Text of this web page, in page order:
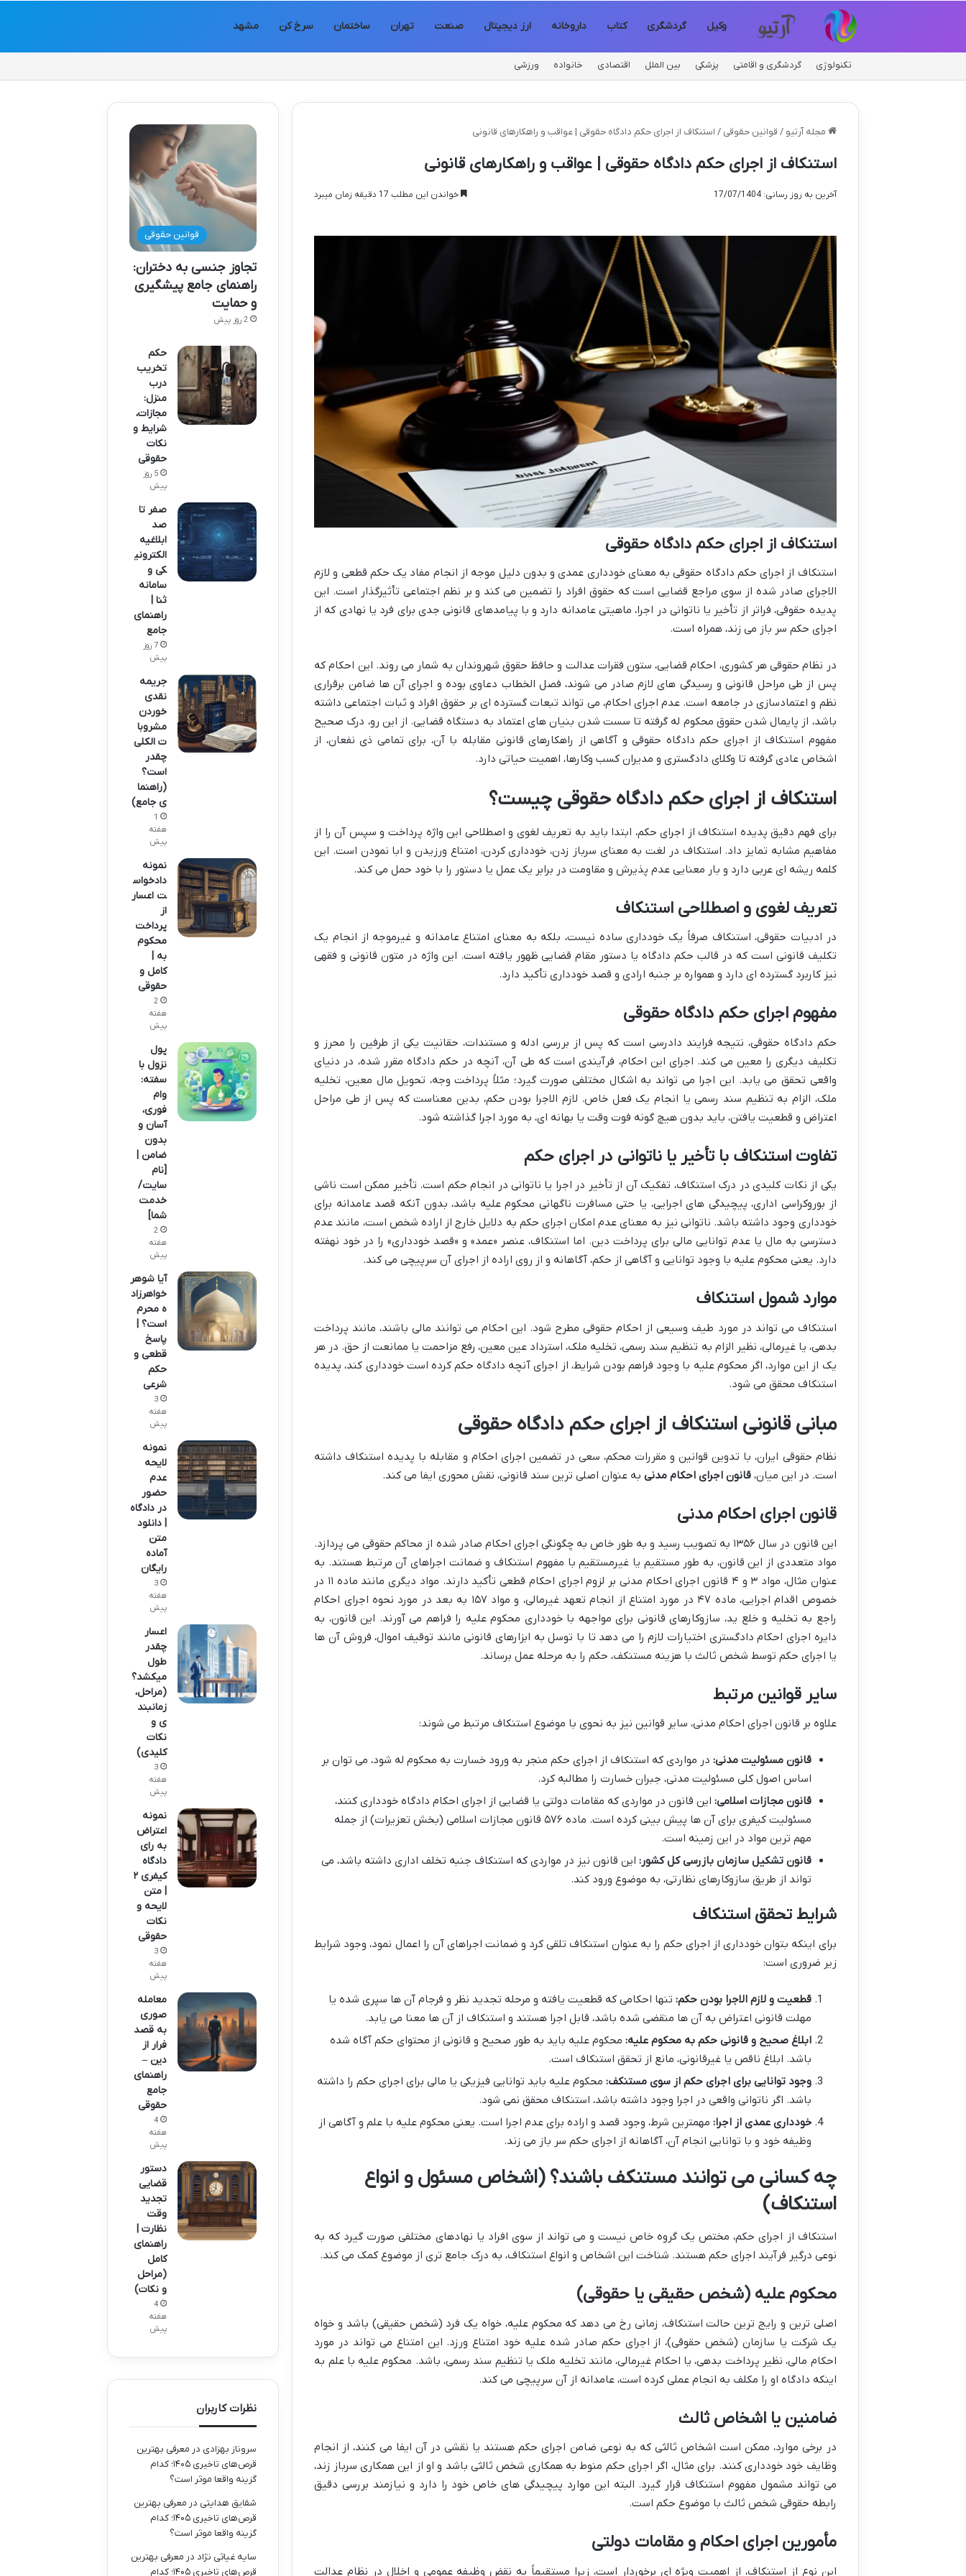
وکیل گردشگری کتاب داروخانه ارز دیجیتال صنعت تهران ساختمان سرخ کن مشهد
تکنولوژی گردشگری و اقامتی پزشکی بین الملل اقتصادی خانواده ورزشی
مجله آرتیو / قوانین حقوقی / استنکاف از اجرای حکم دادگاه حقوقی | عواقب و راهکارهای قانونی
استنکاف از اجرای حکم دادگاه حقوقی | عواقب و راهکارهای قانونی
آخرین به روز رسانی: 17/07/1404 خواندن این مطلب 17 دقیقه زمان میبرد
استنکاف از اجرای حکم دادگاه حقوقی
استنکاف از اجرای حکم دادگاه حقوقی به معنای خودداری عمدی و بدون دلیل موجه از انجام مفاد یک حکم قطعی و لازم
الاجرای صادر شده از سوی مراجع قضایی است که حقوق افراد را تضمین می کند و بر نظم اجتماعی تأثیرگذار است. این
پدیده حقوقی، فراتر از تأخیر یا ناتوانی در اجرا، ماهیتی عامدانه دارد و با پیامدهای قانونی جدی برای فرد یا نهادی که از
اجرای حکم سر باز می زند، همراه است.
در نظام حقوقی هر کشوری، احکام قضایی، ستون فقرات عدالت و حافظ حقوق شهروندان به شمار می روند. این احکام که
پس از طی مراحل قانونی و رسیدگی های لازم صادر می شوند، فصل الخطاب دعاوی بوده و اجرای آن ها ضامن برقراری
نظم و اعتمادسازی در جامعه است. عدم اجرای احکام، می تواند تبعات گسترده ای بر حقوق افراد و ثبات اجتماعی داشته
باشد، از پایمال شدن حقوق محکوم له گرفته تا سست شدن بنیان های اعتماد به دستگاه قضایی. از این رو، درک صحیح
مفهوم استنکاف از اجرای حکم دادگاه حقوقی و آگاهی از راهکارهای قانونی مقابله با آن، برای تمامی ذی نفعان، از
اشخاص عادی گرفته تا وکلای دادگستری و مدیران کسب وکارها، اهمیت حیاتی دارد.
استنکاف از اجرای حکم دادگاه حقوقی چیست؟
برای فهم دقیق پدیده استنکاف از اجرای حکم، ابتدا باید به تعریف لغوی و اصطلاحی این واژه پرداخت و سپس آن را از
مفاهیم مشابه تمایز داد. استنکاف در لغت به معنای سرباز زدن، خودداری کردن، امتناع ورزیدن و ابا نمودن است. این
کلمه ریشه ای عربی دارد و بار معنایی عدم پذیرش و مقاومت در برابر یک عمل یا دستور را با خود حمل می کند.
تعریف لغوی و اصطلاحی استنکاف
در ادبیات حقوقی، استنکاف صرفاً یک خودداری ساده نیست، بلکه به معنای امتناع عامدانه و غیرموجه از انجام یک
تکلیف قانونی است که در قالب حکم دادگاه یا دستور مقام قضایی ظهور یافته است. این واژه در متون قانونی و فقهی
نیز کاربرد گسترده ای دارد و همواره بر جنبه ارادی و قصد خودداری تأکید دارد.
مفهوم اجرای حکم دادگاه حقوقی
حکم دادگاه حقوقی، نتیجه فرایند دادرسی است که پس از بررسی ادله و مستندات، حقانیت یکی از طرفین را محرز و
تکلیف دیگری را معین می کند. اجرای این احکام، فرآیندی است که طی آن، آنچه در حکم دادگاه مقرر شده، در دنیای
واقعی تحقق می یابد. این اجرا می تواند به اشکال مختلفی صورت گیرد؛ مثلاً پرداخت وجه، تحویل مال معین، تخلیه
ملک، الزام به تنظیم سند رسمی یا انجام یک فعل خاص. لازم الاجرا بودن حکم، بدین معناست که پس از طی مراحل
اعتراض و قطعیت یافتن، باید بدون هیچ گونه فوت وقت یا بهانه ای، به مورد اجرا گذاشته شود.
تفاوت استنکاف با تأخیر یا ناتوانی در اجرای حکم
یکی از نکات کلیدی در درک استنکاف، تفکیک آن از تأخیر در اجرا یا ناتوانی در انجام حکم است. تأخیر ممکن است ناشی
از بوروکراسی اداری، پیچیدگی های اجرایی، یا حتی مسافرت ناگهانی محکوم علیه باشد، بدون آنکه قصد عامدانه برای
خودداری وجود داشته باشد. ناتوانی نیز به معنای عدم امکان اجرای حکم به دلایل خارج از اراده شخص است، مانند عدم
دسترسی به مال یا عدم توانایی مالی برای پرداخت دین. اما استنکاف، عنصر «عمد» و «قصد خودداری» را در خود نهفته
دارد. یعنی محکوم علیه با وجود توانایی و آگاهی از حکم، آگاهانه و از روی اراده از اجرای آن سرپیچی می کند.
موارد شمول استنکاف
استنکاف می تواند در مورد طیف وسیعی از احکام حقوقی مطرح شود. این احکام می توانند مالی باشند، مانند پرداخت
بدهی، یا غیرمالی، نظیر الزام به تنظیم سند رسمی، تخلیه ملک، استرداد عین معین، رفع مزاحمت یا ممانعت از حق. در هر
یک از این موارد، اگر محکوم علیه با وجود فراهم بودن شرایط، از اجرای آنچه دادگاه حکم کرده است خودداری کند، پدیده
استنکاف محقق می شود.
مبانی قانونی استنکاف از اجرای حکم دادگاه حقوقی
نظام حقوقی ایران، با تدوین قوانین و مقررات محکم، سعی در تضمین اجرای احکام و مقابله با پدیده استنکاف داشته
است. در این میان،قانون اجرای احکام مدنی به عنوان اصلی ترین سند قانونی، نقش محوری ایفا می کند.
قانون اجرای احکام مدنی
این قانون در سال ۱۳۵۶ به تصویب رسید و به طور خاص به چگونگی اجرای احکام صادر شده از محاکم حقوقی می پردازد.
مواد متعددی از این قانون، به طور مستقیم یا غیرمستقیم با مفهوم استنکاف و ضمانت اجراهای آن مرتبط هستند. به
عنوان مثال، مواد ۳ و ۴ قانون اجرای احکام مدنی بر لزوم اجرای احکام قطعی تأکید دارند. مواد دیگری مانند ماده ۱۱ در
خصوص اقدام اجرایی، ماده ۴۷ در مورد امتناع از انجام تعهد غیرمالی، و مواد ۱۵۷ به بعد در مورد نحوه اجرای احکام
راجع به تخلیه و خلع ید، سازوکارهای قانونی برای مواجهه با خودداری محکوم علیه را فراهم می آورند. این قانون، به
دایره اجرای احکام دادگستری اختیارات لازم را می دهد تا با توسل به ابزارهای قانونی مانند توقیف اموال، فروش آن ها
یا اجرای حکم توسط شخص ثالث با هزینه مستنکف، حکم را به مرحله عمل برساند.
سایر قوانین مرتبط
علاوه بر قانون اجرای احکام مدنی، سایر قوانین نیز به نحوی با موضوع استنکاف مرتبط می شوند:
قانون مسئولیت مدنی: در مواردی که استنکاف از اجرای حکم منجر به ورود خسارت به محکوم له شود، می توان بر
اساس اصول کلی مسئولیت مدنی، جبران خسارت را مطالبه کرد.
قانون مجازات اسلامی: این قانون در مواردی که مقامات دولتی یا قضایی از اجرای احکام دادگاه خودداری کنند،
مسئولیت کیفری برای آن ها پیش بینی کرده است. ماده ۵۷۶ قانون مجازات اسلامی (بخش تعزیرات) از جمله
مهم ترین مواد در این زمینه است.
قانون تشکیل سازمان بازرسی کل کشور: این قانون نیز در مواردی که استنکاف جنبه تخلف اداری داشته باشد، می
تواند از طریق سازوکارهای نظارتی، به موضوع ورود کند.
شرایط تحقق استنکاف
برای اینکه بتوان خودداری از اجرای حکم را به عنوان استنکاف تلقی کرد و ضمانت اجراهای آن را اعمال نمود، وجود شرایط
زیر ضروری است:
قطعیت و لازم الاجرا بودن حکم: تنها احکامی که قطعیت یافته و مرحله تجدید نظر و فرجام آن ها سپری شده یا
مهلت قانونی اعتراض به آن ها منقضی شده باشد، قابل اجرا هستند و استنکاف از آن ها معنا می یابد.
ابلاغ صحیح و قانونی حکم به محکوم علیه: محکوم علیه باید به طور صحیح و قانونی از محتوای حکم آگاه شده
باشد. ابلاغ ناقص یا غیرقانونی، مانع از تحقق استنکاف است.
وجود توانایی برای اجرای حکم از سوی مستنکف: محکوم علیه باید توانایی فیزیکی یا مالی برای اجرای حکم را داشته
باشد. اگر ناتوانی واقعی در اجرا وجود داشته باشد، استنکاف محقق نمی شود.
خودداری عمدی از اجرا: مهمترین شرط، وجود قصد و اراده برای عدم اجرا است. یعنی محکوم علیه با علم و آگاهی از
وظیفه خود و با توانایی انجام آن، آگاهانه از اجرای حکم سر باز می زند.
چه کسانی می توانند مستنکف باشند؟ (اشخاص مسئول و انواع
استنکاف)
استنکاف از اجرای حکم، مختص یک گروه خاص نیست و می تواند از سوی افراد یا نهادهای مختلفی صورت گیرد که به
نوعی درگیر فرآیند اجرای حکم هستند. شناخت این اشخاص و انواع استنکاف، به درک جامع تری از موضوع کمک می کند.
محکوم علیه (شخص حقیقی یا حقوقی)
اصلی ترین و رایج ترین حالت استنکاف، زمانی رخ می دهد که محکوم علیه، خواه یک فرد (شخص حقیقی) باشد و خواه
یک شرکت یا سازمان (شخص حقوقی)، از اجرای حکم صادر شده علیه خود امتناع ورزد. این امتناع می تواند در مورد
احکام مالی، نظیر پرداخت بدهی، یا احکام غیرمالی، مانند تخلیه ملک یا تنظیم سند رسمی، باشد. محکوم علیه با علم به
اینکه دادگاه او را مکلف به انجام عملی کرده است، عامدانه از آن سرپیچی می کند.
ضامنین یا اشخاص ثالث
در برخی موارد، ممکن است اشخاص ثالثی که به نوعی ضامن اجرای حکم هستند یا نقشی در آن ایفا می کنند، از انجام
وظایف خود خودداری کنند. برای مثال، اگر اجرای حکم منوط به همکاری شخص ثالثی باشد و او از این همکاری سرباز زند،
می تواند مشمول مفهوم استنکاف قرار گیرد. البته این موارد پیچیدگی های خاص خود را دارد و نیازمند بررسی دقیق
رابطه حقوقی شخص ثالث با موضوع حکم است.
مأمورین اجرای احکام و مقامات دولتی
این نوع از استنکاف، از اهمیت ویژه ای برخوردار است، زیرا مستقیماً به نقض وظیفه عمومی و اخلال در نظام عدالت
قوانین حقوقی
تجاوز جنسی به دختران:
راهنمای جامع پیشگیری
و حمایت
2 روز پیش
حکم
تخریب
درب
منزل:
مجازات،
شرایط و
نکات
حقوقی
5 روز
پیش
صفر تا
صد
ابلاغیه
الکترونی
کی و
سامانه
ثنا |
راهنمای
جامع
7 روز
پیش
جریمه
نقدی
خوردن
مشروبا
ت الکلی
چقدر
است؟
(راهنما
ی جامع)
1
هفته
پیش
نمونه
دادخواس
ت اعسار
از
پرداخت
محکوم
به |
کامل و
حقوقی
2
هفته
پیش
پول
نزول با
سفته:
وام
فوری،
آسان و
بدون
ضامن |
[نام
سایت/
خدمت
شما]
2
هفته
پیش
آیا شوهر
خواهرزاد
ه محرم
است؟ |
پاسخ
قطعی و
حکم
شرعی
3
هفته
پیش
نمونه
لایحه
عدم
حضور
در دادگاه
| دانلود
متن
آماده
رایگان
3
هفته
پیش
اعسار
چقدر
طول
میکشد؟
(مراحل،
زمانبند
ی و
نکات
کلیدی)
3
هفته
پیش
نمونه
اعتراض
به رای
دادگاه
کیفری ۲
| متن
لایحه و
نکات
حقوقی
3
هفته
پیش
معامله
صوری
به قصد
فرار از
دین –
راهنمای
جامع
حقوقی
4
هفته
پیش
دستور
قضایی
تجدید
وقت
نظارت |
راهنمای
کامل
(مراحل
و نکات)
4
هفته
پیش
نظرات کاربران
سروناز بهزادی در معرفی بهترین
قرص‌های تاخیری ۱۴۰۵؛ کدام
گزینه واقعا موثر است؟
شقایق هدایتی در معرفی بهترین
قرص‌های تاخیری ۱۴۰۵؛ کدام
گزینه واقعا موثر است؟
سایه غیاثی نژاد در معرفی بهترین
قرص‌های تاخیری ۱۴۰۵؛ کدام